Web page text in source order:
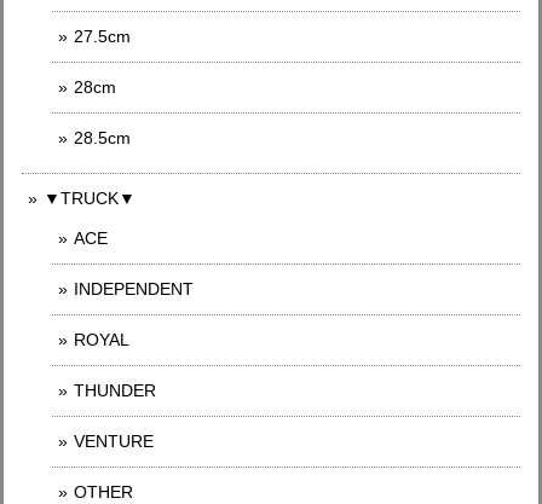
27.5cm
28cm
28.5cm
▼TRUCK▼
ACE
INDEPENDENT
ROYAL
THUNDER
VENTURE
OTHER